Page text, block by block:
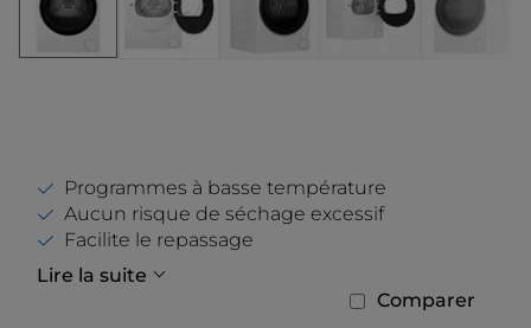
Programmes à basse température
Aucun risque de séchage excessif
Facilite le repassage
Lire la suite
Comparer